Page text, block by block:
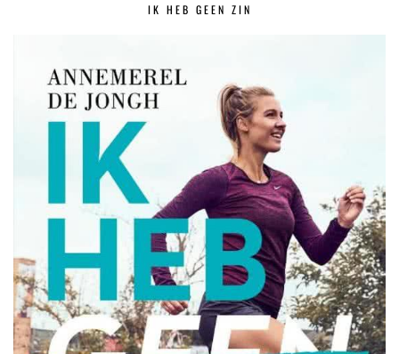
IK HEB GEEN ZIN